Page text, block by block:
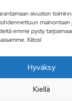
sivuston
mainontaan
emme pysty
Kiitos!
Hyväksy
Kiellä